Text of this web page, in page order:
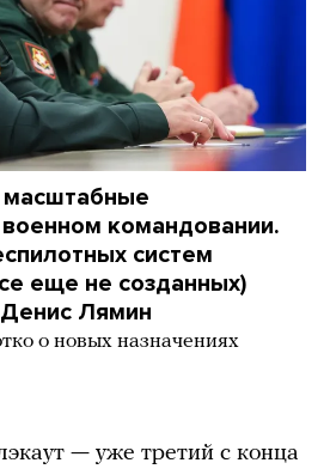
масштабные
командовании.
систем
еще не созданных)
Денис Лямин
о новых назначениях
— уже третий с конца